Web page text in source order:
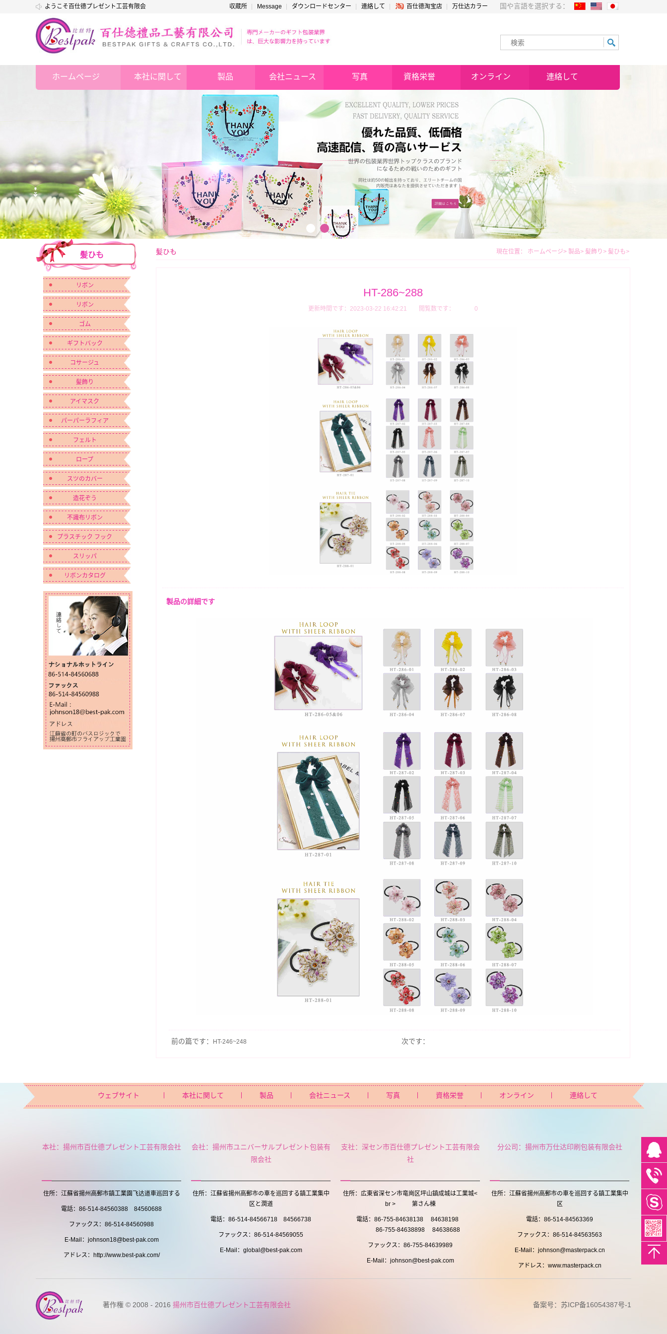
ようこそ百仕德プレゼント工芸有限会
収蔵所 Message ダウンロードセンター 連絡して 百仕德淘宝店 万仕达カラー 国や言語を選択する：
ホームページ 本社に関して 製品 会社ニュース 写真 資格栄誉 オンライン 連絡して
髪ひも
リボン
リボン
ゴム
ギフトバック
コサージュ
髪飾り
アイマスク
パーパーラフィア
フェルト
ロープ
スツのカバー
造花ぞう
不識布リボン
プラスチック フック
スリッパ
リボンカタログ
髪ひも 現在位置： ホームページ> 製品> 髪飾り > 髪ひも>
HT-286~288
更新時間です：2023-03-22 16:42:21 閲覧数です： 0
製品の詳細です
前の篇です： HT-246~248 次です：
ウェブサイト 本社に関して 製品 会社ニュース 写真 資格栄誉 オンライン 連絡して
本社：揚州市百仕德プレゼント工芸有限会社
住所：江蘇省揚州高郵市鎮工業園飞达道車巡回する
電話：86-514-84560388 84560688
ファックス：86-514-84560988
E-Mail：johnson18@best-pak.com
アドレス：http://www.best-pak.com/
会社：揚州市ユニバーサルプレゼント包装有
限会社
住所：江蘇省揚州高郵市の車を巡回する鎮工業集中
区と潤道
電話：86-514-84566718 84566738
ファックス：86-514-84569055
E-Mail：global@best-pak.com
支社：深セン市百仕德プレゼント工芸有限会
社
住所：広東省深セン市竜崗区坪山鎮成城は工業城<
br > 第さん棟
電話：86-755-84638138 84638198
86-755-84638898 84638688
ファックス：86-755-84639989
E-Mail：johnson@best-pak.com
分公司：揚州市万仕达印刷包装有限会社
住所：江蘇省揚州高郵市の車を巡回する鎮工業集中
区
電話：86-514-84563369
ファックス：86-514-84563563
E-Mail：johnson@masterpack.cn
アドレス：www.masterpack.cn
著作権 © 2008 - 2016 揚州市百仕德プレゼント工芸有限会社 备案号： 苏ICP备16054387号-1